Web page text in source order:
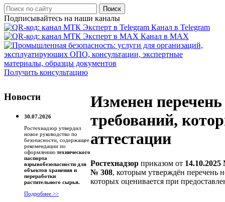
Поиск
Подписывайтесь на наши каналы
Канал в Telegram
Канал в MAX
Получить консультацию
Новости
30.07.2026
Ростехнадзор утвердил
новое руководство по
безопасности, содержащее
рекомендации по
оформлению технического
паспорта
взрывобезопасности для
объектов хранения и
переработки
растительного сырья.
Подробнее >>
Изменен
требований,
аттестации
Ростехнадзор приказом от
№ 308, которым утверждён перечень
которых оценивается при